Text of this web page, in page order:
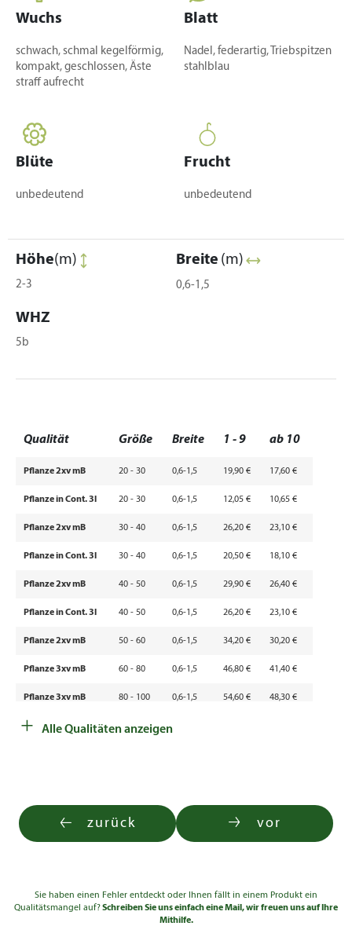
Wuchs
schwach, schmal kegelförmig,
kompakt, geschlossen, Äste
straff aufrecht
Blatt
Nadel, federartig, Triebspitzen
stahlblau
Blüte
unbedeutend
Frucht
unbedeutend
Höhe(m)
2-3
Breite (m)
0,6-1,5
WHZ
5b
Qualität Größe Breite 1 - 9 ab 10
Pflanze 2xv mB 20 - 30 0,6-1,5 19,90 € 17,60 €
Pflanze in Cont. 3l 20 - 30 0,6-1,5 12,05 € 10,65 €
Pflanze 2xv mB 30 - 40 0,6-1,5 26,20 € 23,10 €
Pflanze in Cont. 3l 30 - 40 0,6-1,5 20,50 € 18,10 €
Pflanze 2xv mB 40 - 50 0,6-1,5 29,90 € 26,40 €
Pflanze in Cont. 3l 40 - 50 0,6-1,5 26,20 € 23,10 €
Pflanze 2xv mB 50 - 60 0,6-1,5 34,20 € 30,20 €
Pflanze 3xv mB 60 - 80 0,6-1,5 46,80 € 41,40 €
Pflanze 3xv mB 80 - 100 0,6-1,5 54,60 € 48,30 €
+ Alle Qualitäten anzeigen
zurück vor
Sie haben einen Fehler entdeckt oder Ihnen fällt in einem Produkt ein
Qualitätsmangel auf?Schreiben Sie uns einfach eine Mail, wir freuen uns auf Ihre
Mithilfe.